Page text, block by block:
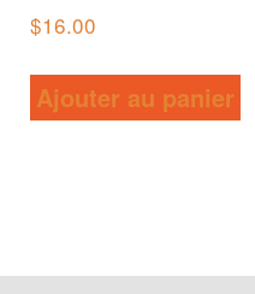
$16.00
Ajouter au panier